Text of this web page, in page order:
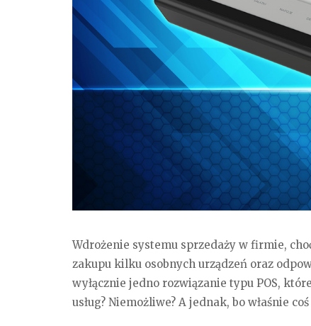
Wdrożenie systemu sprzedaży w firmie,
zakupu kilku osobnych urządzeń oraz
wyłącznie jedno rozwiązanie typu POS,
usług? Niemożliwe? A jednak, bo właśnie